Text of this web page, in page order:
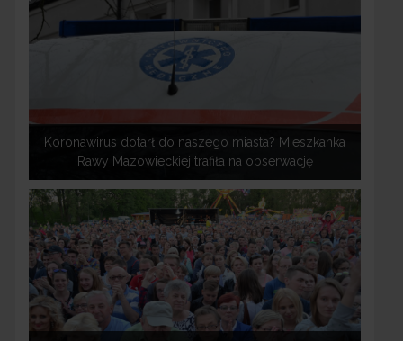
Koronawirus dotarł do naszego miasta? Mieszkanka
Rawy Mazowieckiej trafiła na obserwację